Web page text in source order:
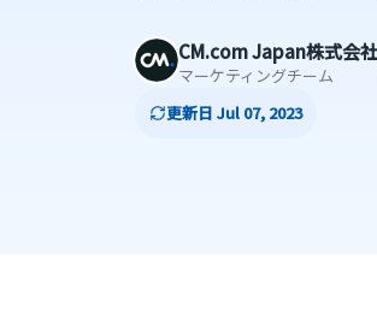
CM.com Japan株式会社
マーケティングチーム
更新日 Jul 07, 2023